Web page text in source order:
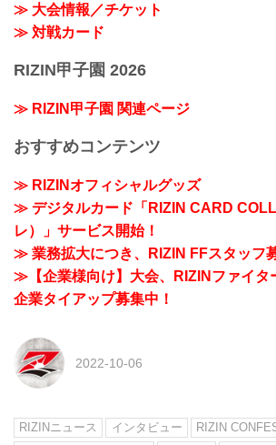
≫ 大会情報／チケット
≫ 対戦カード
RIZIN甲子園 2026
≫ RIZIN甲子園 関連ページ
おすすめコンテンツ
≫ RIZINオフィシャルグッズ
≫ デジタルカード「RIZIN CARD
レ）」サービス開始！
≫ 業務拡大につき、RIZIN FFスタッフ
≫【企業様向け】大会、RIZINファイタ
企業タイアップ募集中！
2022-10-06
RIZINニュース インタビュー
RIZIN